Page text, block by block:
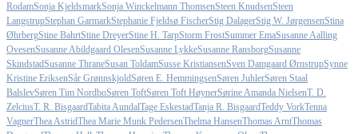
RodamSonja KjeldsmarkSonja Winckelmann ThomsenSteen KnudsenSteen
LangstrupStephan GarmarkStephanie Fjeldsø FischerStig DalagerStig W. JørgensenStina
ØhrbergStine BahrtStine DreyerStine H. TarpStorm FrostSummer EmaSusanne Aalling
OvesenSusanne Abildgaard OlesenSusanne LykkeSusanne RansborgSusanne
SkindstadSusanne ThraneSusan ToldamSusse KristiansenSven Damgaard ØrnstrupSynne
Kristine EriksenSår GrønnskjoldSøren E. HemmingsenSøren JuhlerSøren Staal
BalslevSøren Tim NordboSøren ToftSøren Toft HøynerSørine Amanda NielsenT. D.
ZelciusT. R. BisgaardTabita AundalTage EskestadTanja R. BisgaardTeddy VorkTenna
VagnerThea AstridThea Marie Munk PedersenThelma HansenThomas ArntThomas